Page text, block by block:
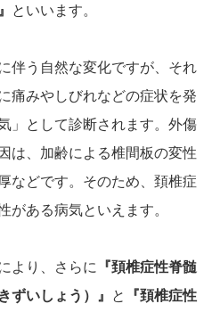
といいます。
伴う自然な変化ですが、それ
痛みやしびれなどの症状を発
」として診断されます。外傷
は、加齢による椎間板の変性
などです。そのため、頚椎症
がある病気といえます。
より、さらに
『頚椎症性脊髄
ずいしょう）』
と
『頚椎症性